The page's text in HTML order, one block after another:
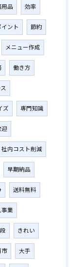
用品 効率
ント 節約
メニュー作成
働き方
ズ 専門知識
迎
社内コスト削減
早期納品
送料無料
事業
きれい
市 大手